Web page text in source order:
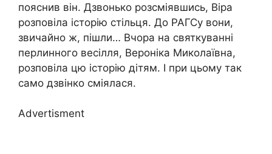
пояснив він. Дзвонько розсміявшись, Віра
розповіла історію стільця. До РАГСу вони,
звичайно ж, пішли… Вчора на святкуванні
перлинного весілля, Вероніка Миколаївна,
розповіла цю історію дітям. І при цьому так
само дзвінко сміялася.
Advertisment